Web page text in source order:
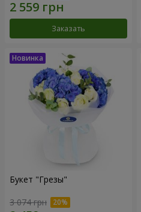
Заказать
Букет "Грезы"
3 074 грн